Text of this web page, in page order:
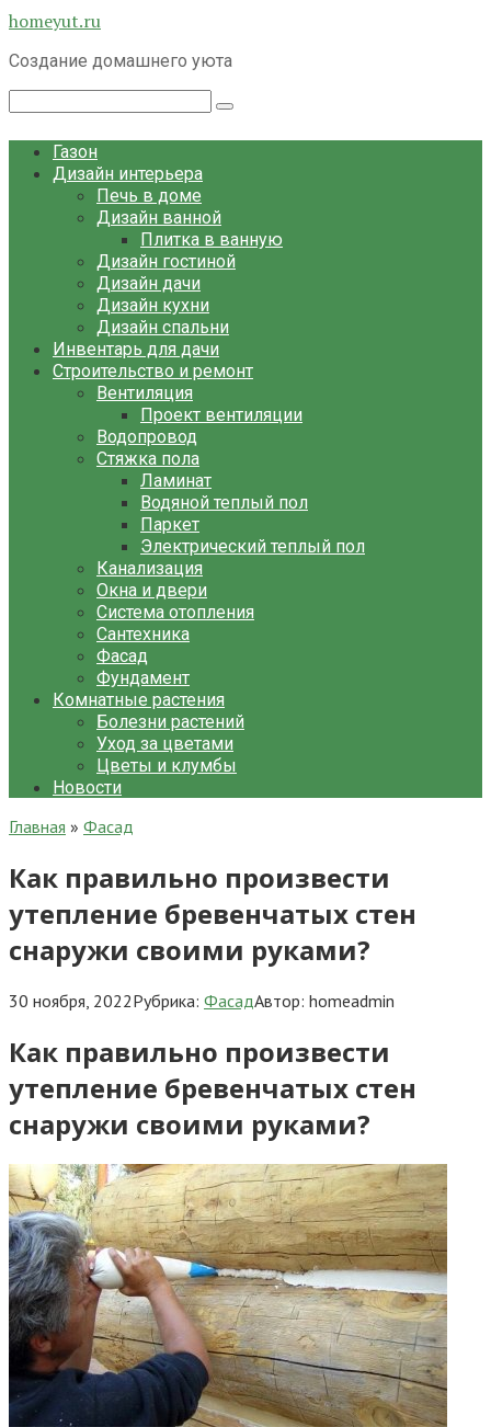
Перейти
контенту
homeyut.ru
Создание домашнего уюта
Газон
Дизайн интерьера
Печь в доме
Дизайн ванной
Плитка в ванную
Дизайн гостиной
Дизайн дачи
Дизайн кухни
Дизайн спальни
Инвентарь для дачи
Строительство и ремонт
Вентиляция
Проект вентиляции
Водопровод
Стяжка пола
Ламинат
Водяной теплый пол
Паркет
Электрический теплый пол
Канализация
Окна и двери
Система отопления
Сантехника
Фасад
Фундамент
Комнатные растения
Болезни растений
Уход за цветами
Цветы и клумбы
Новости
Главная » Фасад
Как правильно произвести
утепление бревенчатых стен
снаружи своими руками?
30 ноября, 2022Рубрика: ФасадАвтор: homeadmin
Как правильно произвести
утепление бревенчатых стен
снаружи своими руками?